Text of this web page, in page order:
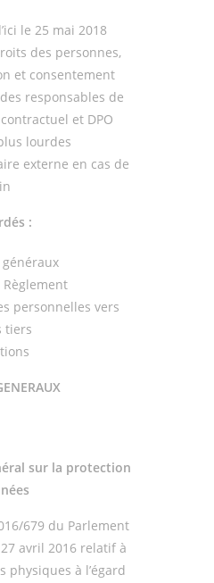
le 25 mai 2018
des personnes,
et consentement
responsables de
et DPO
lourdes
externe en cas de
:
personnelles vers
tiers
sur la protection
679 du Parlement
avril 2016 relatif à
physiques à l’égard